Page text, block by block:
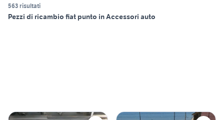
563 risultati
Pezzi di ricambio fiat punto in Accessori auto